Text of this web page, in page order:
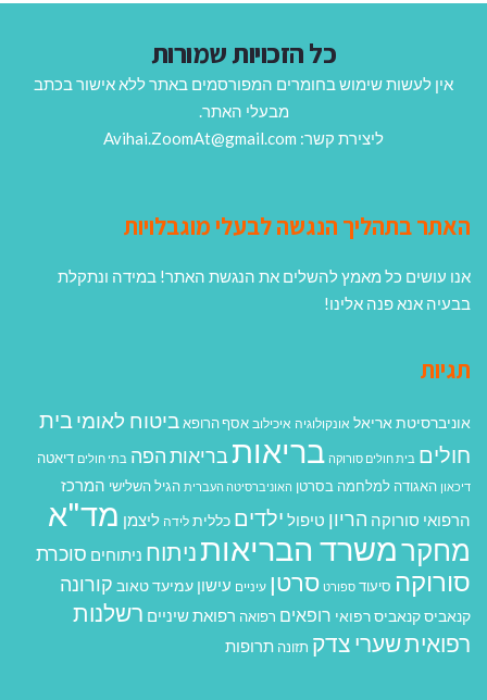
כל הזכויות שמורות
אין לעשות שימוש בחומרים המפורסמים באתר ללא אישור בכתב
מבעלי האתר.
ליצירת קשר: Avihai.ZoomAt@gmail.com
האתר בתהליך הנגשה לבעלי מוגבלויות
אנו עושים כל מאמץ להשלים את הנגשת האתר! במידה ונתקלת
בבעיה אנא פנה אלינו!
תגיות
אוניברסיטת אריאל אונקולוגיה איכילוב אסף הרופא ביטוח לאומיבית
חולים בית חולים סורוקה בריאותבריאות הפה בתי חולים דיאטה
דיכאון האגודה למלחמה בסרטן האוניברסיטה העברית הגיל השלישי המרכז
הרפואי סורוקה הריון טיפול ילדים כללית לידה ליצמן מד"א
מחקרמשרד הבריאותניתוח ניתוחים סוכרת
סורוקה סיעוד ספורט סרטן עיניים עישון עמיעד טאוב קורונה
קנאביסקנאביס רפואי רופאים רפואה רפואת שיניים רשלנות
רפואיתשערי צדק תזונה תרופות